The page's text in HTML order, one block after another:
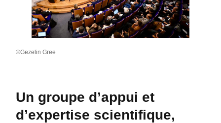
©Gezelin Gree
Un groupe d’appui et
d’expertise scientifique,